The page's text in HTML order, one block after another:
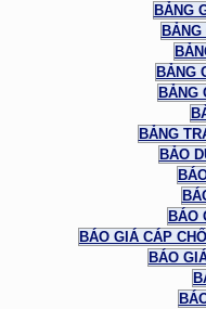
BẢNG
BẢNG
BẢNG
BẢNG
BẢNG
BẢO
BÁO
BÁO GIÁ CÁP
BÁO